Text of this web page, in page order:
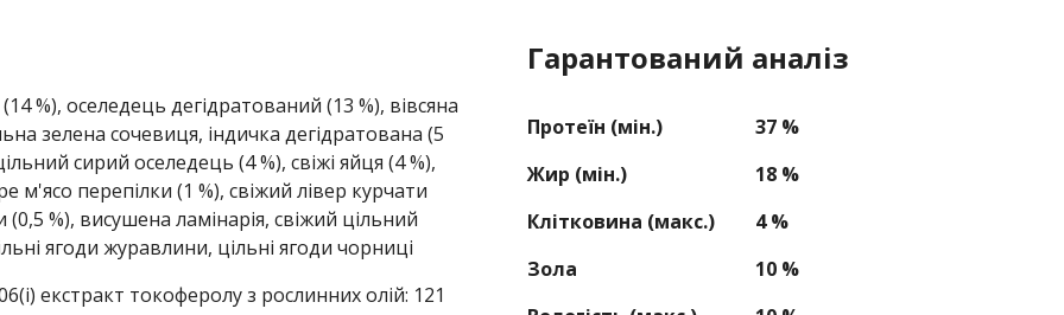
%), оселедець дегідратований (13 %), вівсяна
зелена сочевиця, індичка дегідратована (5
сирий оселедець (4 %), свіжі яйця (4 %),
м'ясо перепілки (1 %), свіжий лівер курчати
(0,5 %), висушена ламінарія, свіжий цільний
ягоди журавлини, цільні ягоди чорниці
екстракт токоферолу з рослинних олій: 121
Гарантований аналіз
Протеїн (мін.)
37 %
Жир (мін.)
18 %
Клітковина (макс.)
4 %
Зола
10 %